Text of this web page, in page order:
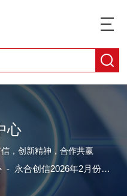
心
，创新精神，合作共赢
- 永合创信2026年2月份部分装机案例分享